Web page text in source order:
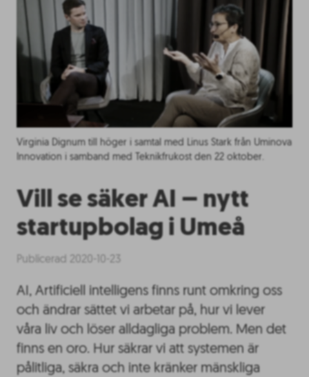
Virginia Dignum till höger i samtal med Linus Stark från Uminova
Innovation i samband med Teknikfrukost den 22 oktober.
Vill se säker AI – nytt
startupbolag i Umeå
Publicerad 2020-10-23
AI, Artificiell intelligens finns runt omkring oss
och ändrar sättet vi arbetar på, hur vi lever
våra liv och löser alldagliga problem. Men det
finns en oro. Hur säkrar vi att systemen är
pålitliga, säkra och inte kränker mänskliga